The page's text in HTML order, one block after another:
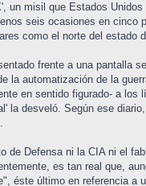
un misil que Estados
seis ocasiones en cinco
como el norte del estado
frente a una pantalla
la automatización de la
en sentido figurado- a
la desveló. Según ese
de Defensa ni la CIA ni el
es tan real que,
éste último en referencia a